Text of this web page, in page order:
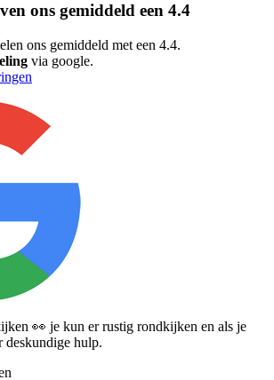
ons gemiddeld een 4.4
ons gemiddeld met een 4.4.
via google.
👀 je kun er rustig rondkijken en als je
deskundige hulp.